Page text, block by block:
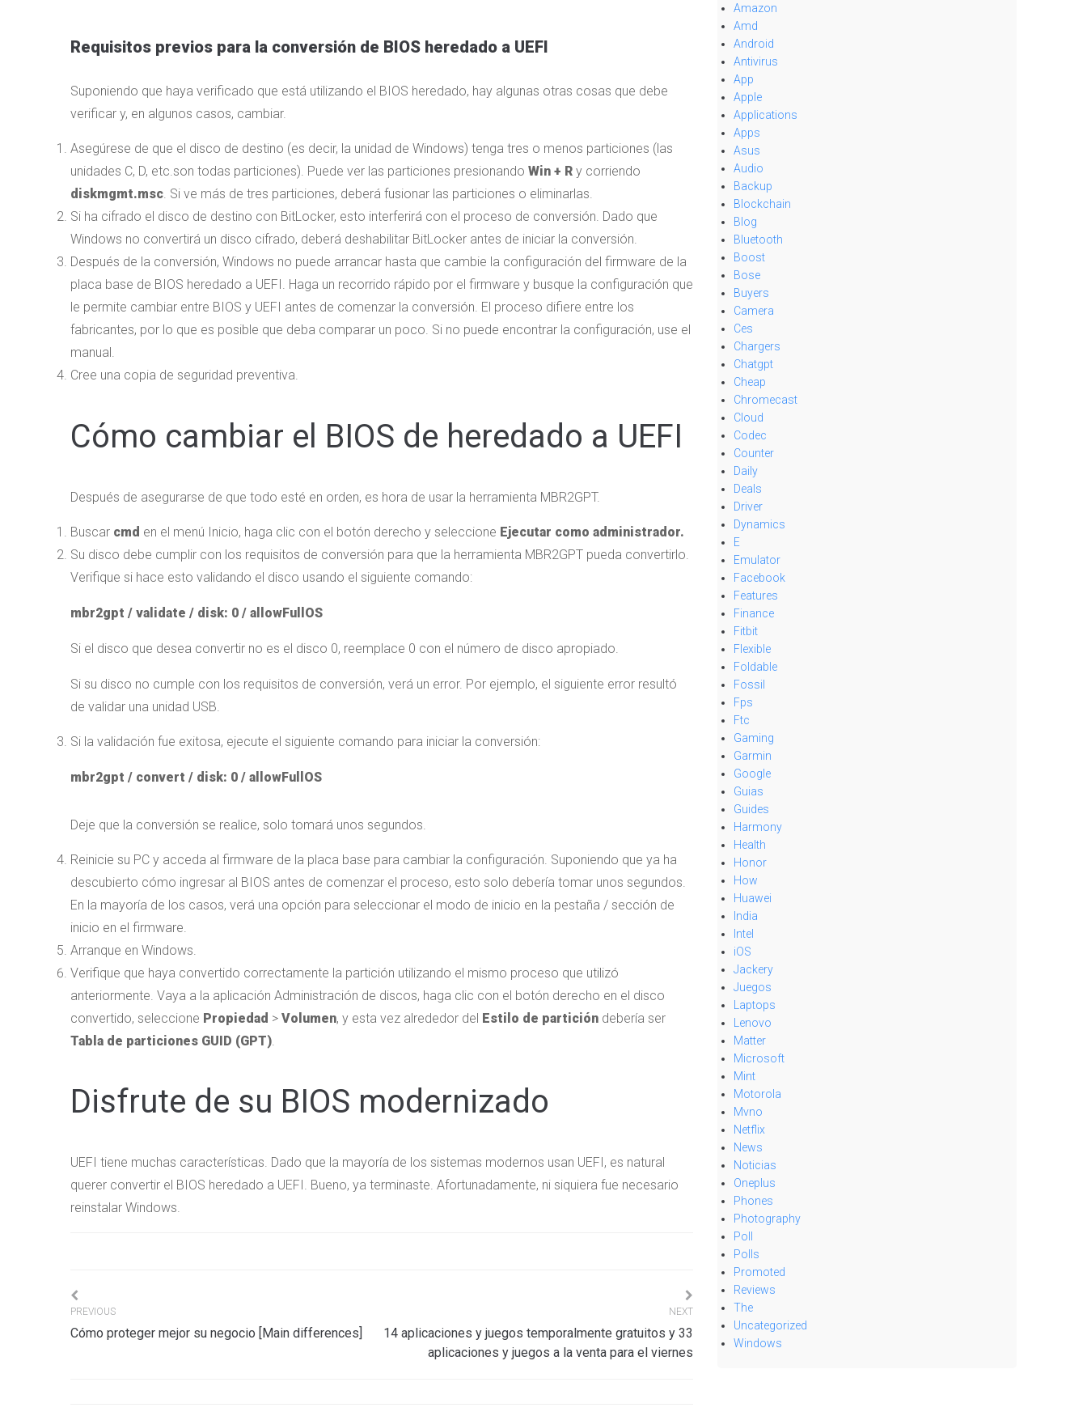
Requisitos previos para la conversión de BIOS heredado a UEFI
Suponiendo que haya verificado que está utilizando el BIOS heredado, hay algunas otras cosas que debe
verificar y, en algunos casos, cambiar.
Asegúrese de que el disco de destino (es decir, la unidad de Windows) tenga tres o menos particiones (las
unidades C, D, etc.son todas particiones). Puede ver las particiones presionando Win + R y corriendo
diskmgmt.msc. Si ve más de tres particiones, deberá fusionar las particiones o eliminarlas.
Si ha cifrado el disco de destino con BitLocker, esto interferirá con el proceso de conversión. Dado que
Windows no convertirá un disco cifrado, deberá deshabilitar BitLocker antes de iniciar la conversión.
Después de la conversión, Windows no puede arrancar hasta que cambie la configuración del firmware de la
placa base de BIOS heredado a UEFI. Haga un recorrido rápido por el firmware y busque la configuración que
le permite cambiar entre BIOS y UEFI antes de comenzar la conversión. El proceso difiere entre los
fabricantes, por lo que es posible que deba comparar un poco. Si no puede encontrar la configuración, use el
manual.
Cree una copia de seguridad preventiva.
Cómo cambiar el BIOS de heredado a UEFI
Después de asegurarse de que todo esté en orden, es hora de usar la herramienta MBR2GPT.
Buscar cmd en el menú Inicio, haga clic con el botón derecho y seleccione Ejecutar como administrador.
Su disco debe cumplir con los requisitos de conversión para que la herramienta MBR2GPT pueda convertirlo.
Verifique si hace esto validando el disco usando el siguiente comando:
mbr2gpt / validate / disk: 0 / allowFullOS
Si el disco que desea convertir no es el disco 0, reemplace 0 con el número de disco apropiado.
Si su disco no cumple con los requisitos de conversión, verá un error. Por ejemplo, el siguiente error resultó
de validar una unidad USB.
Si la validación fue exitosa, ejecute el siguiente comando para iniciar la conversión:
mbr2gpt / convert / disk: 0 / allowFullOS
Deje que la conversión se realice, solo tomará unos segundos.
Reinicie su PC y acceda al firmware de la placa base para cambiar la configuración. Suponiendo que ya ha
descubierto cómo ingresar al BIOS antes de comenzar el proceso, esto solo debería tomar unos segundos.
En la mayoría de los casos, verá una opción para seleccionar el modo de inicio en la pestaña / sección de
inicio en el firmware.
Arranque en Windows.
Verifique que haya convertido correctamente la partición utilizando el mismo proceso que utilizó
anteriormente. Vaya a la aplicación Administración de discos, haga clic con el botón derecho en el disco
convertido, seleccione Propiedad > Volumen, y esta vez alrededor del Estilo de partición debería ser
Tabla de particiones GUID (GPT)
Disfrute de su BIOS modernizado
UEFI tiene muchas características. Dado que la mayoría de los sistemas modernos usan UEFI, es natural
querer convertir el BIOS heredado a UEFI. Bueno, ya terminaste. Afortunadamente, ni siquiera fue necesario
reinstalar Windows.
Navigation
PREVIOUS
Cómo proteger mejor su negocio [Main differences]
NEXT
14 aplicaciones y juegos temporalmente gratuitos y 33
aplicaciones y juegos a la venta para el viernes
Amazon
Amd
Android
Antivirus
App
Apple
Applications
Apps
Asus
Audio
Backup
Blockchain
Blog
Bluetooth
Boost
Bose
Buyers
Camera
Ces
Chargers
Chatgpt
Cheap
Chromecast
Cloud
Codec
Counter
Daily
Deals
Driver
Dynamics
E
Emulator
Facebook
Features
Finance
Fitbit
Flexible
Foldable
Fossil
Fps
Ftc
Gaming
Garmin
Google
Guias
Guides
Harmony
Health
Honor
How
Huawei
India
Intel
iOS
Jackery
Juegos
Laptops
Lenovo
Matter
Microsoft
Mint
Motorola
Mvno
Netflix
News
Noticias
Oneplus
Phones
Photography
Poll
Polls
Promoted
Reviews
The
Uncategorized
Windows